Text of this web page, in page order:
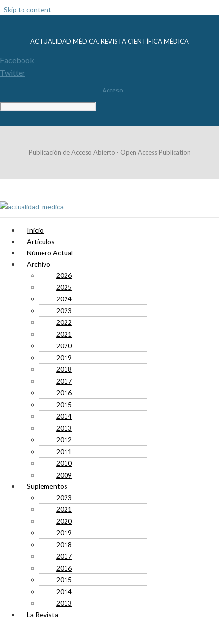
Skip to content
ACTUALIDAD MÉDICA. REVISTA CIENTÍFICA MÉDICA
Facebook
Twitter
Acceso
Publicación de Acceso Abierto · Open Access Publication
Inicio
Artículos
Número Actual
Archivo
2026
2025
2024
2023
2022
2021
2020
2019
2018
2017
2016
2015
2014
2013
2012
2011
2010
2009
Suplementos
2023
2021
2020
2019
2018
2017
2016
2015
2014
2013
La Revista